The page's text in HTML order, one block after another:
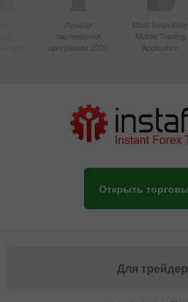
Лучшая
партнерская
программа 2020
Most Innovative
Mobile Trading
Application
Открыть
Для